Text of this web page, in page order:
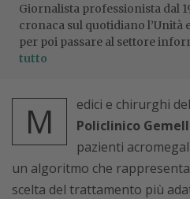
Giornalista professionista dal
cronaca sul quotidiano l’Unità
per poi passare al settore
tutto
M edici e chirurghi
Policlinico
pazienti
un algoritmo che
scelta del trattamento più